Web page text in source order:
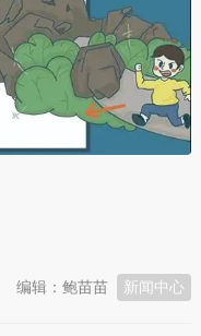
新闻中心
编辑：鲍苗苗